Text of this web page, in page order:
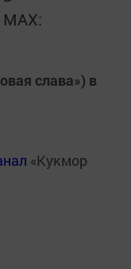
MАХ:
слава») в
«Кукмор